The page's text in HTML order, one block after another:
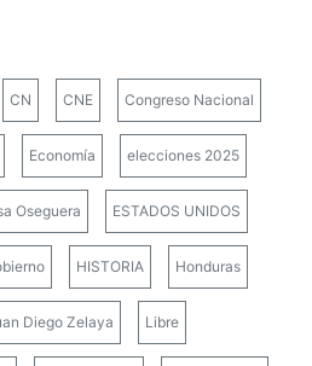
CN CNE Congreso Nacional
Economía elecciones 2025
Oseguera ESTADOS UNIDOS
HISTORIA Honduras
Diego Zelaya Libre